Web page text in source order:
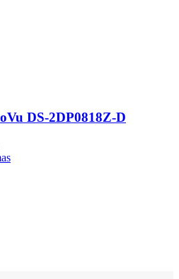
DS-2DP0818Z-D